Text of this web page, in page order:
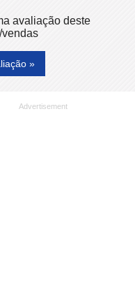
avaliação deste
»